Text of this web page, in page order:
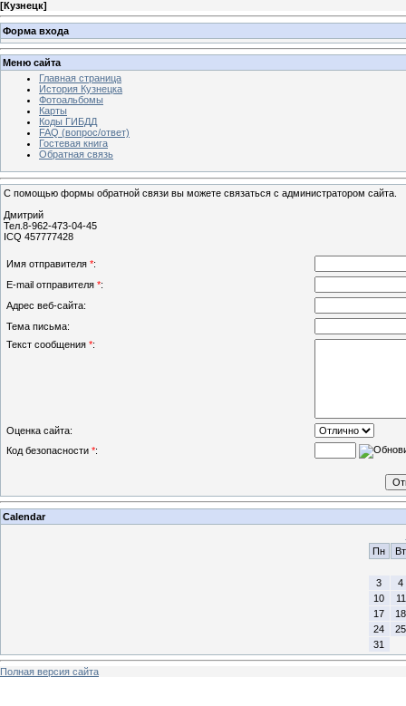
[Кузнецк]
Форма входа
Меню сайта
Главная страница
История Кузнецка
Фотоальбомы
Карты
Коды ГИБДД
FAQ (вопрос/ответ)
Гостевая книга
Обратная связь
С помощью формы обратной связи вы можете связаться с администратором сайта.
Дмитрий
Тел.8-962-473-04-45
ICQ 457777428
Имя отправителя *:
E-mail отправителя *:
Адрес веб-сайта:
Тема письма:
Текст сообщения *:
Оценка сайта:
Код безопасности *:
Calendar
Пн
Вт
3
4
10
11
17
18
24
25
31
Полная версия сайта